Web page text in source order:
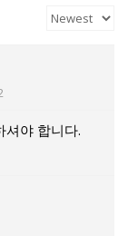
셔야 합니다.